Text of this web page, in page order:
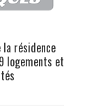
la résidence
logements et